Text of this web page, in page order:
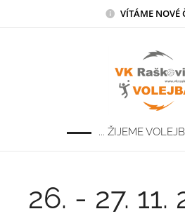
VÍTÁME NOVÉ
... ŽIJEME
26. - 27. 11.